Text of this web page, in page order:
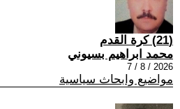
(21) كرة القدم
محمد ابراهيم بسيوني
2026 / 8 / 7
مواضيع وابحاث سياسية